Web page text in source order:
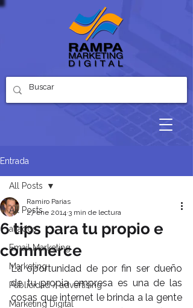
Entrada
All Posts
aliados
Email Marketing
Marketing
Publicidad / advertising
Marketing Digital
All Posts
6 tips para tu propio e
commerce
Ramiro Parias
27 ene 2014 3 min de lectura
La oportunidad de por fin ser dueño
de tu propia empresa es una de las
cosas que internet le brinda a la gente